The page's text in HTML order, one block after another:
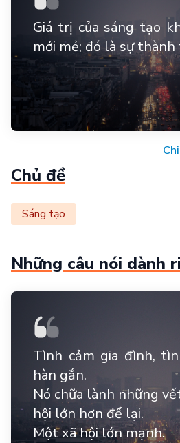
Giá trị của sáng tạo
mới mẻ; đó là sự
Chủ đề
Sáng tạo
Những câu nói dành
Tình cảm gia đình,
hàn gắn.
Nó chữa lành những
hội lớn hơn để lại.
Một xã hội lớn mạnh.